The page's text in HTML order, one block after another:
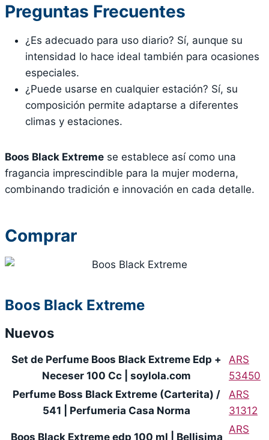
Preguntas Frecuentes
¿Es adecuado para uso diario? Sí, aunque su
intensidad lo hace ideal también para ocasiones
especiales.
¿Puede usarse en cualquier estación? Sí, su
composición permite adaptarse a diferentes
climas y estaciones.
Boos Black Extreme se establece así como una
fragancia imprescindible para la mujer moderna,
combinando tradición e innovación en cada detalle.
Comprar
Boos Black Extreme
Nuevos
Set de Perfume Boos Black Extreme Edp +
Neceser 100 Cc | soylola.com
ARS
53450
Perfume Boss Black Extreme (Carterita) /
541 | Perfumeria Casa Norma
ARS
31312
Boos Black Extreme edp 100 ml | Bellisima
ARS